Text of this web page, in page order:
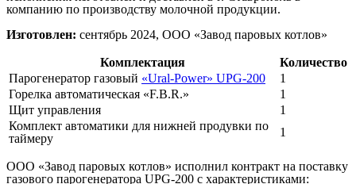
компанию по производству молочной продукции.
Изготовлен: сентябрь 2024, ООО «Завод паровых котлов»
Комплектация
Количество
Парогенератор газовый «Ural-Power» UPG-200
1
Горелка автоматическая «F.B.R.»
1
Щит управления
1
Комплект автоматики для нижней продувки по
таймеру
1
ООО «Завод паровых котлов» исполнил контракт на поставку
газового парогенератора UPG-200 с характеристиками: